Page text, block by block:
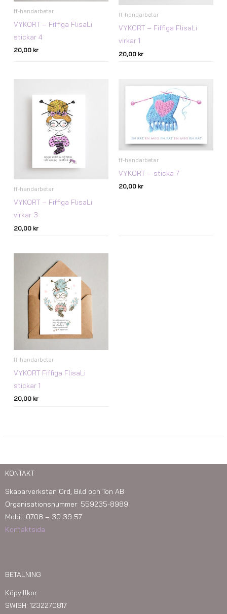
ff-handarbetar
VYKORT – Fiffiga FlisaLi
stickar 4
20,00 kr
ff-handarbetar
VYKORT – Fiffiga FlisaLi
virkar 1
20,00 kr
ff-handarbetar
VYKORT – Fiffiga FlisaLi
virkar 3
20,00 kr
ff-handarbetar
VYKORT – sticka 7
20,00 kr
ff-handarbetar
VYKORT Fiffiga FlisaLi
stickar 1
20,00 kr
KONTAKT
Skaparverkstan Ord, Bild och Ton AB
Organisationsnummer: 559235-8989
Mobil: 0708 – 30 39 57
Kontaktsida
BETALNING
Köpvillkor
SWISH: 1232270817